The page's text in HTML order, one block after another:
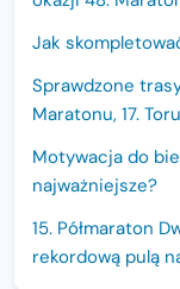
Jak
Sprawdzone
Maratonu, 17.
Motywacja do
najważniejsze?
15. Półmaraton
rekordową pulą